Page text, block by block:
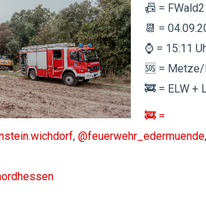
📠 =
📆 =
⌚️ = 15:11
🆘 =
🚒 = ELW +
🚒 =
, @feuerwehr_edermuende,